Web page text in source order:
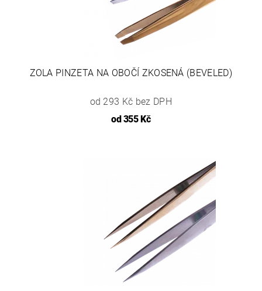
ZOLA PINZETA NA OBOČÍ ZKOSENÁ (BEVELED)
od 293 Kč bez DPH
od 355 Kč